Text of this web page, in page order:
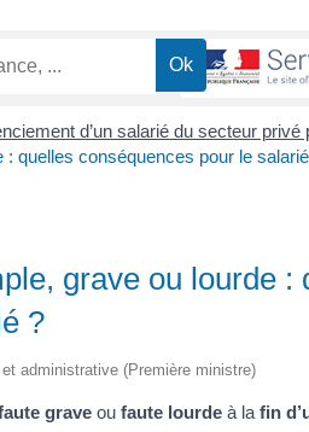
d’un salarié du secteur
quelles conséquences pour le
grave ou lourde :
?
administrative (Première ministre)
grave ou faute lourde à la fin